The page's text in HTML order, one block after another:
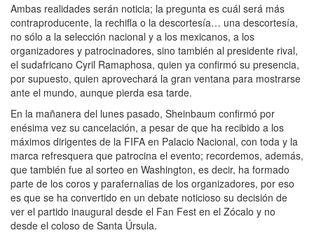
Ambas realidades serán noticia; la pregunta es cuál será más
contraproducente, la rechifla o la descortesía… una descortesía,
no sólo a la selección nacional y a los mexicanos, a los
organizadores y patrocinadores, sino también al presidente rival,
el sudafricano Cyril Ramaphosa, quien ya confirmó su presencia,
por supuesto, quien aprovechará la gran ventana para mostrarse
ante el mundo, aunque pierda esa tarde.
En la mañanera del lunes pasado, Sheinbaum confirmó por
enésima vez su cancelación, a pesar de que ha recibido a los
máximos dirigentes de la FIFA en Palacio Nacional, con toda y la
marca refresquera que patrocina el evento; recordemos, además,
que también fue al sorteo en Washington, es decir, ha formado
parte de los coros y parafernalias de los organizadores, por eso
es que se ha convertido en un debate noticioso su decisión de
ver el partido inaugural desde el Fan Fest en el Zócalo y no
desde el coloso de Santa Úrsula.